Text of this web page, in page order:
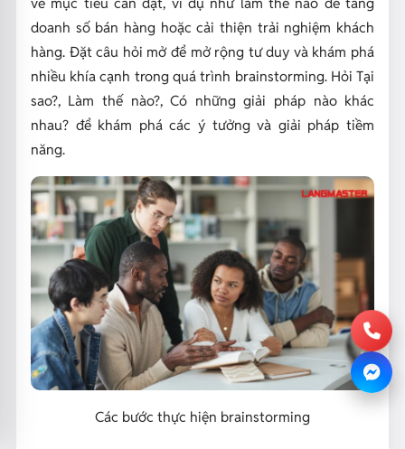
doanh số bán hàng hoặc cải thiện trải nghiệm khách
hàng. Đặt câu hỏi mở để mở rộng tư duy và khám phá
nhiều khía cạnh trong quá trình brainstorming. Hỏi Tại
sao?, Làm thế nào?, Có những giải pháp nào khác
nhau? để khám phá các ý tưởng và giải pháp tiềm
năng.
Các bước thực hiện brainstorming